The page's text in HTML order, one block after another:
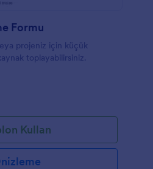
Formu
projeniz için küçük
toplayabilirsiniz.
Kullan